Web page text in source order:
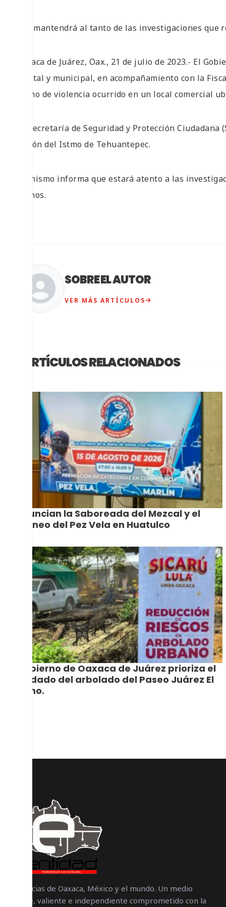
• Se mantendrá al tanto de las investigaciones que
Oaxaca de Juárez, Oax., 21 de julio de 2023.- El
estatal y municipal, en acompañamiento con la
hecho de violencia ocurrido en un local comercial
La Secretaría de Seguridad y Protección
región del Istmo de Tehuantepec.
Asimismo informa que estará atento a las
hechos.
SOBRE EL AUTOR
VER MÁS ARTÍCULOS
ARTÍCULOS RELACIONADOS
Anuncian la Saboreada del Mezcal y el
Torneo del Pez Vela en Huatulco
Gobierno de Oaxaca de Juárez prioriza el
cuidado del arbolado del Paseo Juárez El
Llano.
Noticias de Oaxaca, México y el mundo. Un medio
libre, valiente e independiente comprometido con la